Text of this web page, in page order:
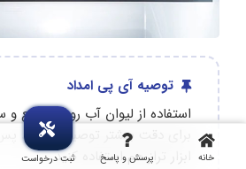
خانه پرسش و پاسخ ثبت درخواست
توصیه آی پی امداد
استفاده از لیوان آب روش سریع و
برای دقت بیشتر توصیه می‌شود پس
ابزار تراز هم استفاده کنید.